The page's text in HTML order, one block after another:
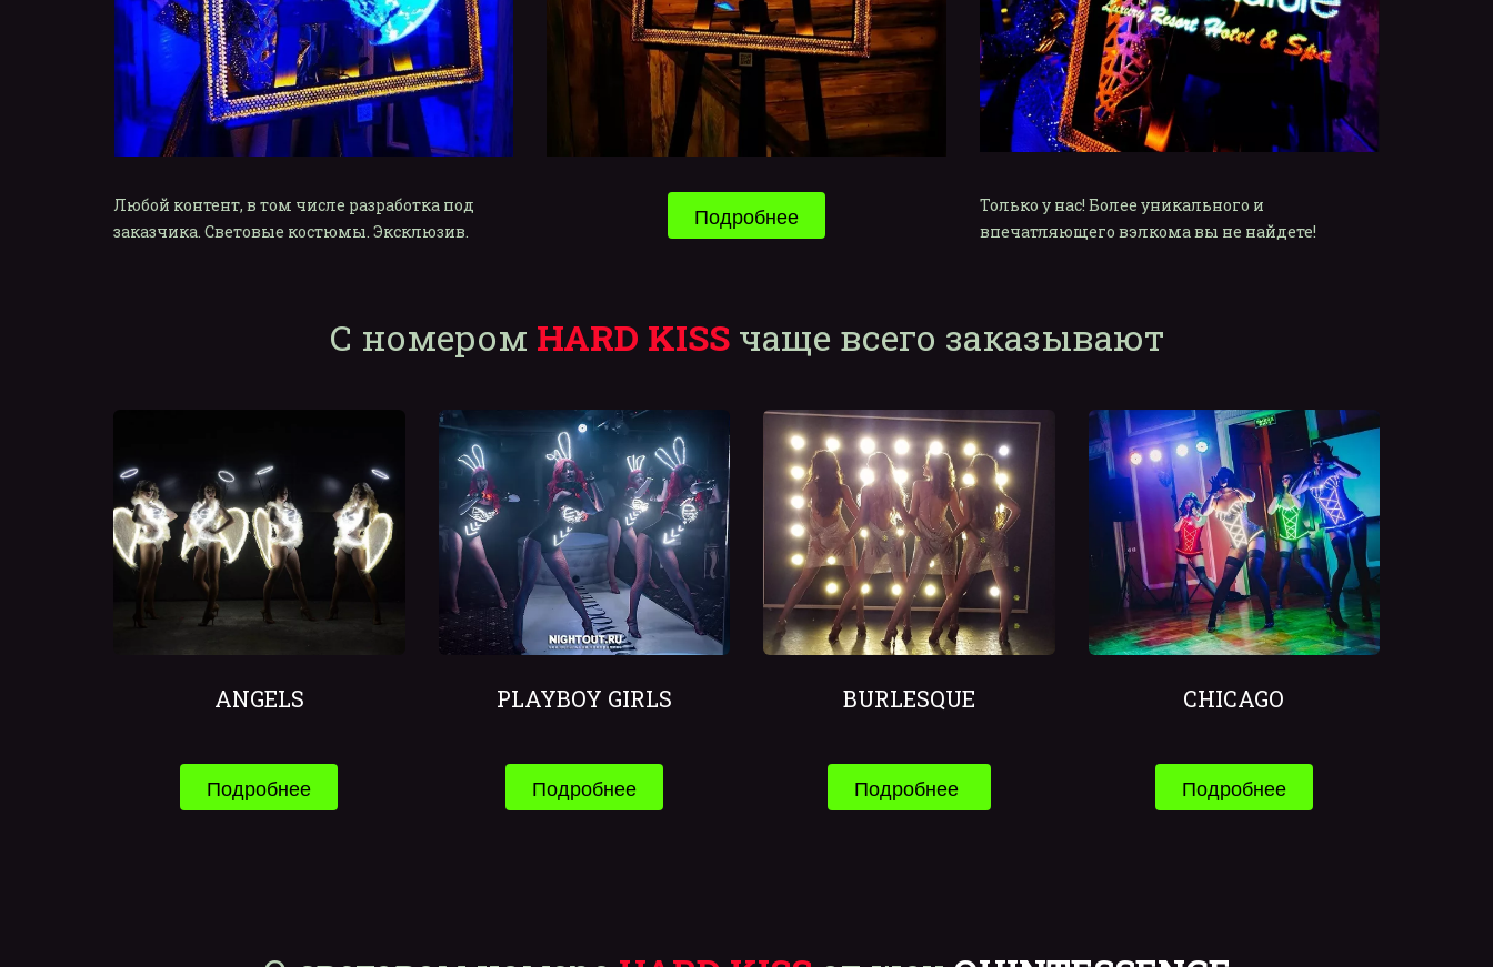
Любой контент, в том числе разработка под
заказчика. Световые костюмы. Эксклюзив.
Подробнее
Только у нас! Более уникального и
впечатляющего вэлкома вы не найдете!
С номером HARD KISS чаще всего заказывают
ANGELS
Подробнее
PLAYBOY GIRLS
Подробнее
BURLESQUE
Подробнее
CHICAGO
Подробнее